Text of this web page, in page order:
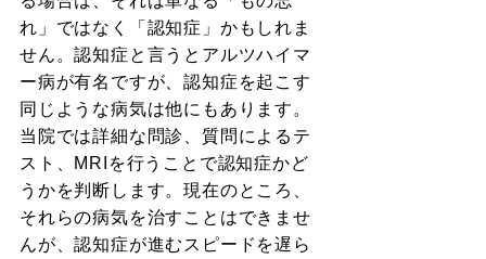
れ」ではなく「認知症」かもしれま
せん。認知症と言うとアルツハイマ
ー病が有名ですが、認知症を起こす
同じような病気は他にもあります。
当院では詳細な問診、質問によるテ
スト、MRIを行うことで認知症かど
うかを判断します。現在のところ、
それらの病気を治すことはできませ
んが、認知症が進むスピードを遅ら